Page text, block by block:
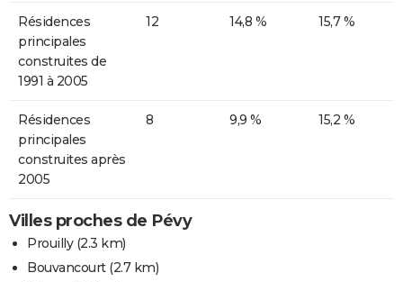
Résidences
principales
construites de
1991 à 2005
12 14,8 % 15,7 %
Résidences
principales
construites après
2005
8 9,9 % 15,2 %
Villes proches de Pévy
Prouilly(2.3 km)
Bouvancourt(2.7 km)